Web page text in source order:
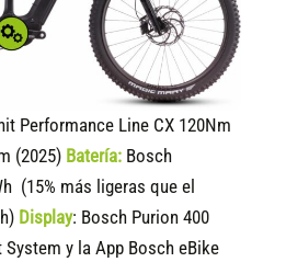
Performance Line CX 120Nm
(2025) Batería: Bosch
(15% más ligeras que el
Display: Bosch Purion 400
System y la App Bosch eBike